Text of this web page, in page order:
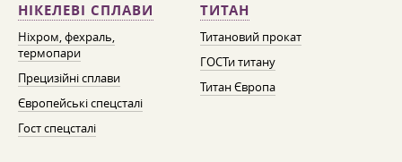
НІКЕЛЕВІ СПЛАВИ
Ніхром, фехраль,
термопари
Прецизійні сплави
Європейські спецсталі
Гост спецсталі
ТИТАН
Титановий прокат
ГОСТи титану
Титан Європа